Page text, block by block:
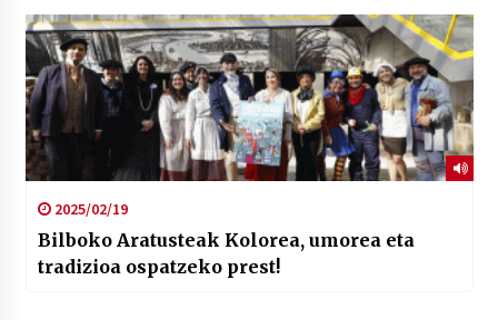
2025/02/19
Bilboko Aratusteak Kolorea, umorea eta
tradizioa ospatzeko prest!